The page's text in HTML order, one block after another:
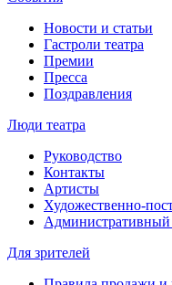
Новости и статьи
Гастроли театра
Премии
Пресса
Поздравления
Люди театра
Руководство
Контакты
Артисты
Художественно-
Административный
Для зрителей